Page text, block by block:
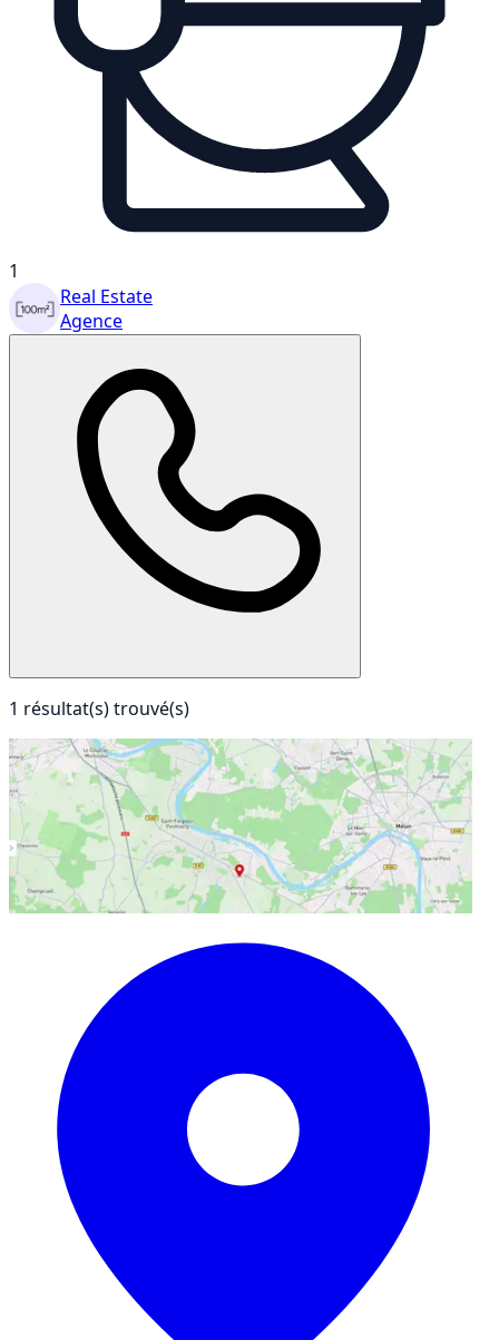
1
Real Estate
Agence
1 résultat(s) trouvé(s)